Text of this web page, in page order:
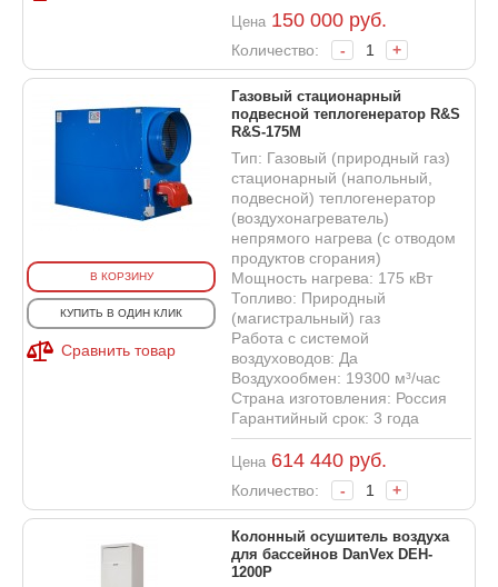
Цена 150 000 руб.
Количество: - +
В КОРЗИНУ
КУПИТЬ В ОДИН КЛИК
Сравнить товар
Газовый стационарный
подвесной теплогенератор R&S
R&S-175M
Тип: Газовый (природный газ)
стационарный (напольный,
подвесной) теплогенератор
(воздухонагреватель)
непрямого нагрева (с отводом
продуктов сгорания)
Мощность нагрева: 175 кВт
Топливо: Природный
(магистральный) газ
Работа с системой
воздуховодов: Да
Воздухообмен: 19300 м³/час
Страна изготовления: Россия
Гарантийный срок: 3 года
Цена 614 440 руб.
Количество: - +
Колонный осушитель воздуха
для бассейнов DanVex DEH-
1200P